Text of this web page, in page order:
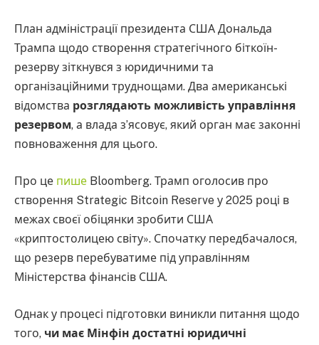
План адміністрації президента США Дональда
Трампа щодо створення стратегічного біткоїн-
резерву зіткнувся з юридичними та
організаційними труднощами. Два американські
відомства розглядають можливість управління
резервом, а влада з’ясовує, який орган має законні
повноваження для цього.
Про це пише Bloomberg. Трамп оголосив про
створення Strategic Bitcoin Reserve у 2025 році в
межах своєї обіцянки зробити США
«криптостолицею світу». Спочатку передбачалося,
що резерв перебуватиме під управлінням
Міністерства фінансів США.
Однак у процесі підготовки виникли питання щодо
того, чи має Мінфін достатні юридичні